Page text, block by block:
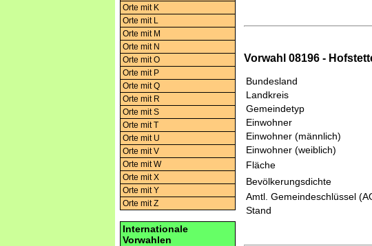
Orte mit K
Orte mit L
Orte mit M
Orte mit N
Orte mit O
Orte mit P
Orte mit Q
Orte mit R
Orte mit S
Orte mit T
Orte mit U
Orte mit V
Orte mit W
Orte mit X
Orte mit Y
Orte mit Z
Internationale
Vorwahlen
Vorwahl 08196 -
Bundesland
Landkreis
Gemeindetyp
Einwohner
Einwohner (männlich)
Einwohner (weiblich)
Fläche
Bevölkerungsdichte
Amtl. Gemeindeschlüssel
Stand